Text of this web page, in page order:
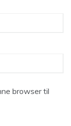
browser til